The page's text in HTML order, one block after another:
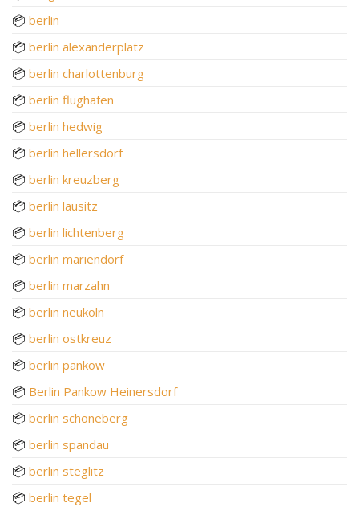
📦 berlin
📦 berlin alexanderplatz
📦 berlin charlottenburg
📦 berlin flughafen
📦 berlin hedwig
📦 berlin hellersdorf
📦 berlin kreuzberg
📦 berlin lausitz
📦 berlin lichtenberg
📦 berlin mariendorf
📦 berlin marzahn
📦 berlin neuköln
📦 berlin ostkreuz
📦 berlin pankow
📦 Berlin Pankow Heinersdorf
📦 berlin schöneberg
📦 berlin spandau
📦 berlin steglitz
📦 berlin tegel